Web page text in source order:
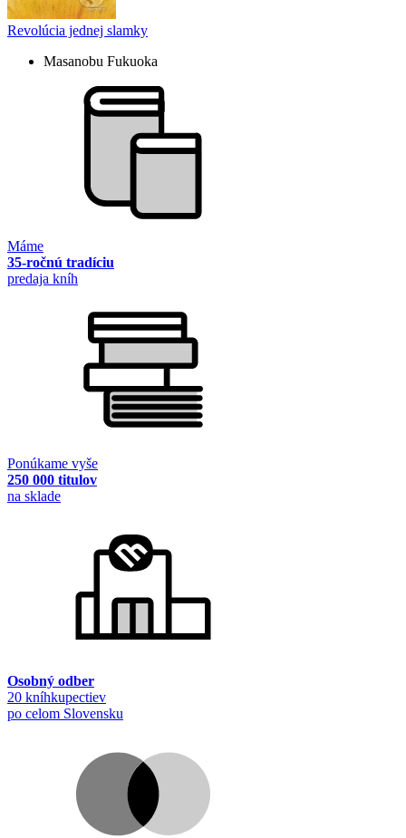
Revolúcia jednej slamky
Masanobu Fukuoka
Máme
35-ročnú tradíciu
predaja kníh
Ponúkame vyše
250 000 titulov
na sklade
Osobný odber
20 kníhkupectiev
po celom Slovensku